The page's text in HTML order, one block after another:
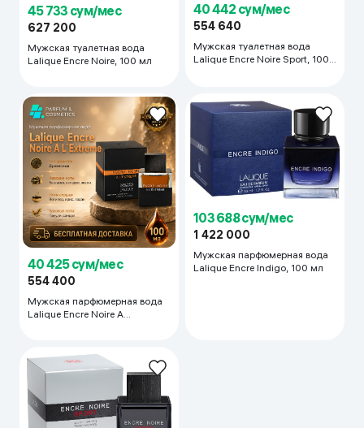
45 733 сум/мес
627 200
Мужская туалетная вода
Lalique Encre Noire, 100 мл
40 442 сум/мес
554 640
Мужская туалетная вода
Lalique Encre Noire Sport, 100
40 425 сум/мес
554 400
Мужская парфюмерная вода
Lalique Encre Noire A
103 688 сум/мес
1 422 000
Мужская парфюмерная вода
Lalique Encre Indigo, 100 мл